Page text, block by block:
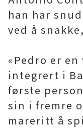
han har
ved å
«Pedro er
integrert i
første
sin i fremre
mareritt å